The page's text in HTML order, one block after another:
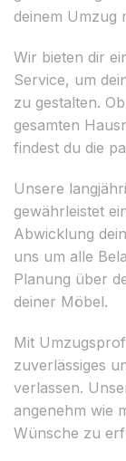
deinem Umzug
Wir bieten dir
Service, um
zu gestalten.
gesamten
findest du die
Unsere
gewährleistet
Abwicklung
uns um alle
Planung über
deiner Möbel.
Mit
zuverlässiges
verlassen.
angenehm wie
Wünsche zu